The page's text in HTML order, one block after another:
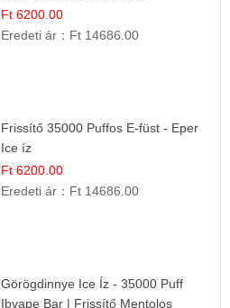
Ízélmény!
Ft 6200.00
Eredeti ár： Ft 14686.00
Frissítő 35000 Puffos E-füst - Eper
Ice íz
Ft 6200.00
Eredeti ár： Ft 14686.00
Görögdinnye Ice Íz - 35000 Puff
Ibvape Bar | Frissítő Mentolos